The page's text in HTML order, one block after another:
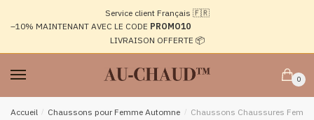
navigation
Service client Français 🇫🇷
–10% MAINTENANT AVEC LE CODE PROMO10
LIVRAISON OFFERTE 📦
0
Accueil / Chaussons pour Femme Automne / Chaussons Chaussures